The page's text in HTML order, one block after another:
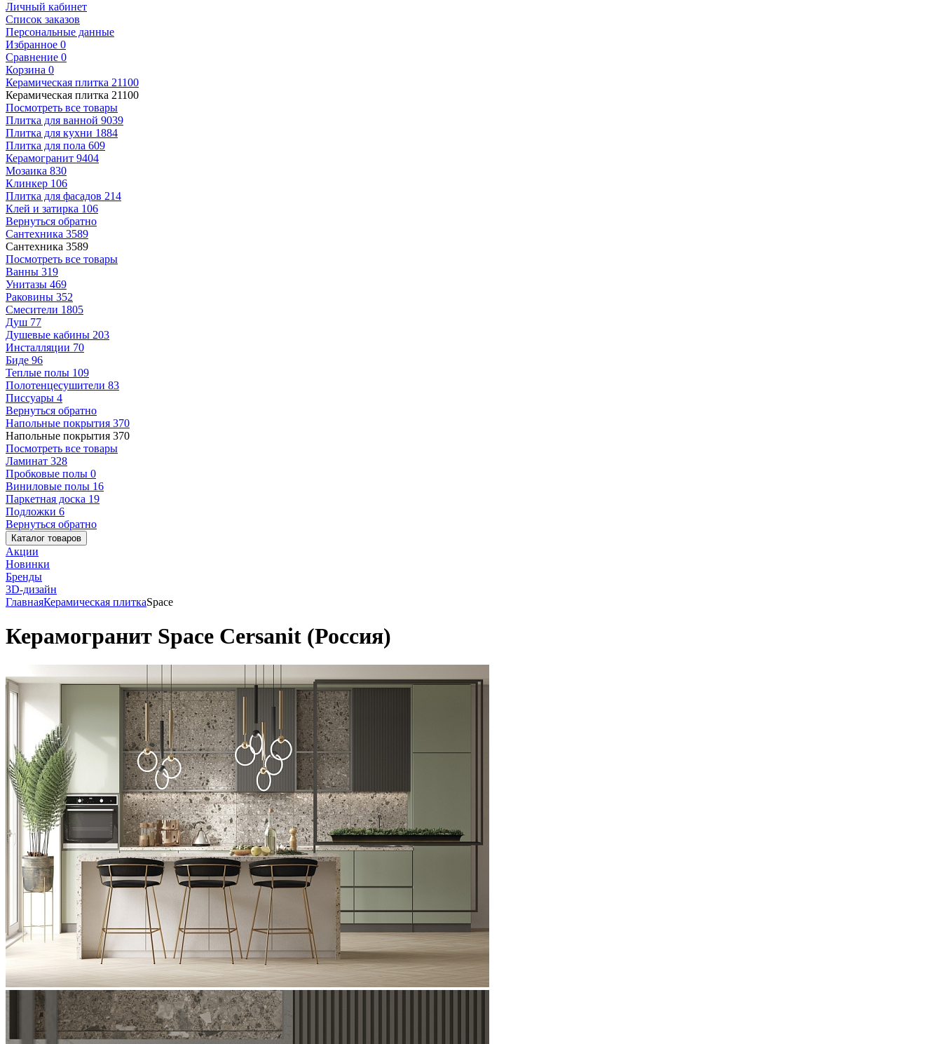
Личный кабинет
Список заказов
Персональные данные
Избранное 0
Сравнение 0
Корзина 0
Керамическая плитка 21100
Керамическая плитка 21100
Посмотреть все товары
Плитка для ванной 9039
Плитка для кухни 1884
Плитка для пола 609
Керамогранит 9404
Мозаика 830
Клинкер 106
Плитка для фасадов 214
Клей и затирка 106
Вернуться обратно
Сантехника 3589
Сантехника 3589
Посмотреть все товары
Ванны 319
Унитазы 469
Раковины 352
Смесители 1805
Душ 77
Душевые кабины 203
Инсталляции 70
Биде 96
Теплые полы 109
Полотенцесушители 83
Писсуары 4
Вернуться обратно
Напольные покрытия 370
Напольные покрытия 370
Посмотреть все товары
Ламинат 328
Пробковые полы 0
Виниловые полы 16
Паркетная доска 19
Подложки 6
Вернуться обратно
Каталог товаров
Акции
Новинки
Бренды
3D-дизайн
ГлавнаяКерамическая плиткаSpace
Керамогранит Space Cersanit (Россия)